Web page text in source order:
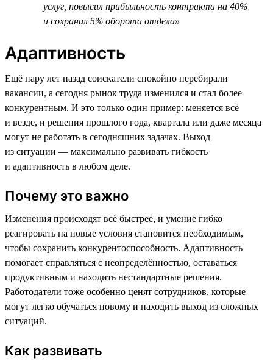
услуг, повысил прибыльность контракта на 40%
и сохранил 5% оборота отдела»
Адаптивность
Ещё пару лет назад соискатели спокойно перебирали
вакансии, а сегодня рынок труда изменился и стал более
конкурентным. И это только один пример: меняется всё
и везде, и решения прошлого года, квартала или даже месяца
могут не работать в сегодняшних задачах. Выход
из ситуации — максимально развивать гибкость
и адаптивность в любом деле.
Почему это важно
Изменения происходят всё быстрее, и умение гибко
реагировать на новые условия становится необходимым,
чтобы сохранить конкурентоспособность. Адаптивность
помогает справляться с неопределённостью, оставаться
продуктивным и находить нестандартные решения.
Работодатели тоже особенно ценят сотрудников, которые
могут легко обучаться новому и находить выход из сложных
ситуаций.
Как развивать